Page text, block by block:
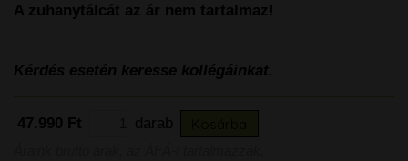
A zuhanytálcát az ár nem tartalmaz!
Kérdés esetén keresse kollégáinkat.
47.990 Ft darab